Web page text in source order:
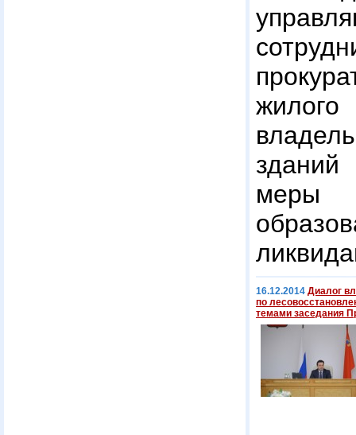
меры
16.12.2014 Диалог
по
темами заседания